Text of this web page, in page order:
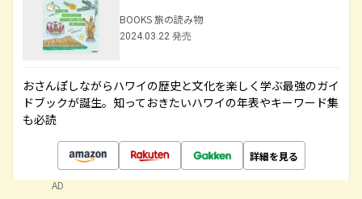
BOOKS 旅の読み物
2024.03.22 発売
おさんぽしながらハワイの歴史と文化を楽しく学ぶ最強のガイ
ドブックが誕生。知っておきたいハワイの年表やキーワード集
も必読
詳細を見る
AD